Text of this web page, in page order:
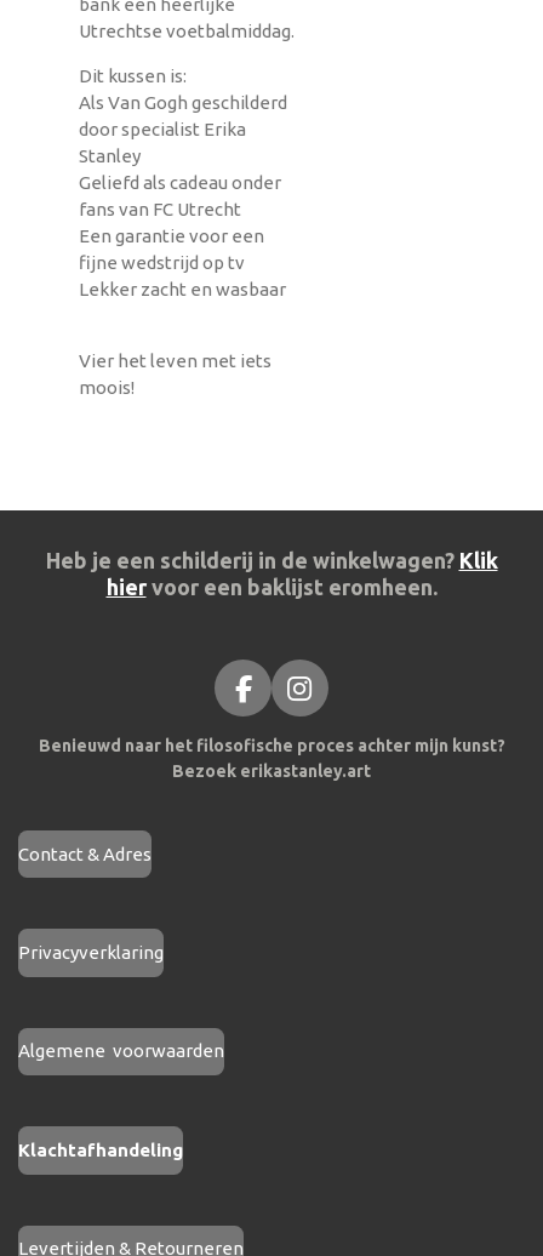
Utrechtse voetbalmiddag.
Dit kussen is:
Als Van Gogh geschilderd
door specialist Erika
Stanley
Geliefd als cadeau onder
fans van FC Utrecht
Een garantie voor een
fijne wedstrijd op tv
Lekker zacht en wasbaar
Vier het leven met iets
moois!
Heb je een schilderij in de winkelwagen? Klik
hier voor een baklijst eromheen.
F
c
e
I
s
t
Benieuwd naar het filosofische proces achter mijn kunst?
Bezoek erikastanley.art
Contact & Adres
Privacyverklaring
Algemene voorwaarden
Klachtafhandeling
Levertijden & Retourneren